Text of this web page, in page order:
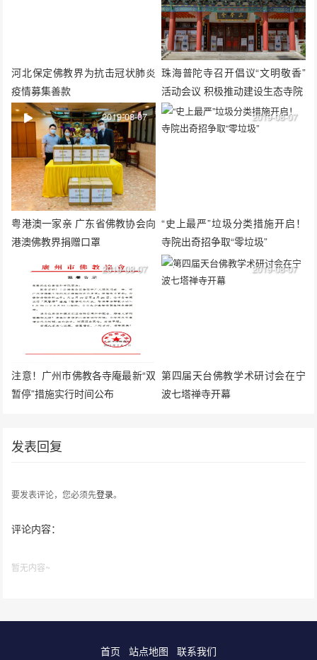
河北保定佛教界为抗击冠状肺炎
疫情募集善款
珠海普陀寺召开倡议“文明敬香”
活动会议 积极推动建设生态寺院
粤港澳一家亲 广东省佛教协会向
港澳佛教界捐赠口罩
2019-08-07
“史上最严”垃圾分类措施开启！
寺院出奇招争取“零垃圾”
2019-08-07
注意！广州市佛教各寺庵最新“双
暂停”措施实行时间公布
2019-08-07
第四届天台佛教学术研讨会在宁
波七塔禅寺开幕
2019-08-07
发表回复
要发表评论，您必须先登录。
评论内容：
暂无内容~
首页 站点地图 联系我们